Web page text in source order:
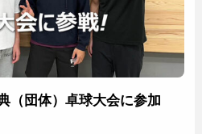
（団体）卓球大会に参加